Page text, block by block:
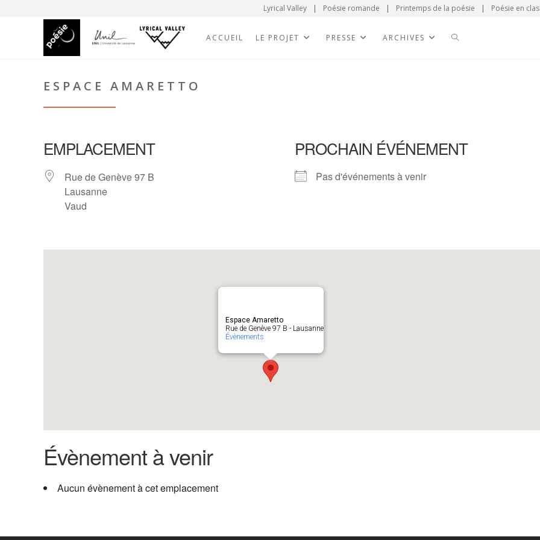
Lyrical Valley | Poésie romande | Printemps de la poésie | Poésie en
ACCUEIL LE PROJET PRESSE ARCHIVES
ESPACE AMARETTO
EMPLACEMENT
Rue de Genève 97 B
Lausanne
Vaud
PROCHAIN ÉVÉNEMENT
Pas d'événements à venir
Espace Amaretto
Rue de Genève 97 B - Lausanne
Évènements
Évènement à venir
Aucun évènement à cet emplacement